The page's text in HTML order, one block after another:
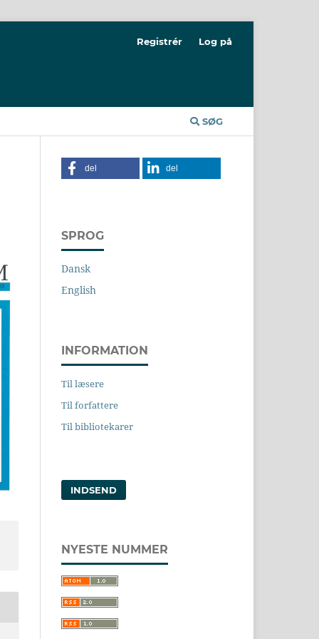
SØG
Registrér Log på
del del
SPROG
Dansk
English
INFORMATION
Til læsere
Til forfattere
Til bibliotekarer
INDSEND
NYESTE NUMMER